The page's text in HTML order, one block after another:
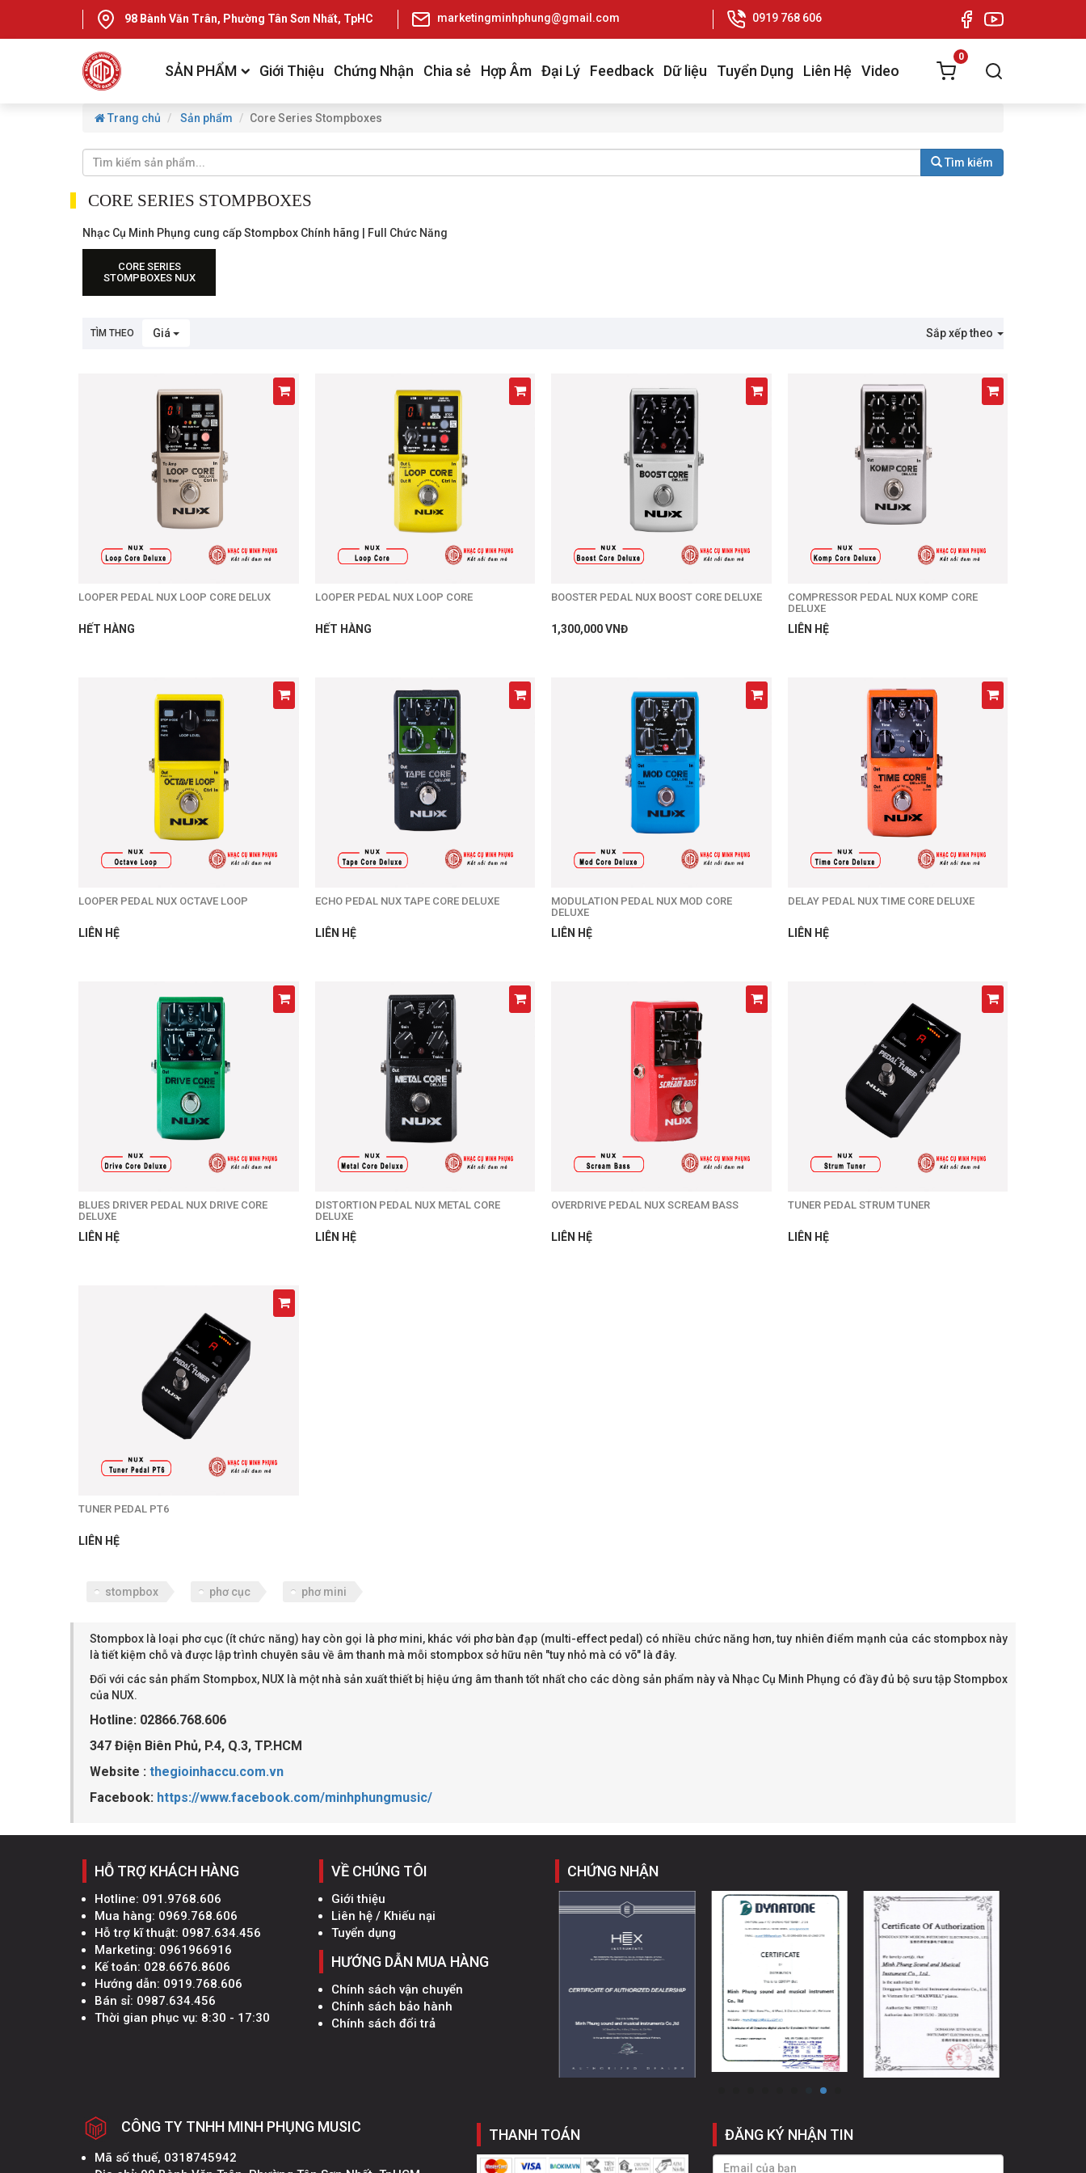
98 Bành Văn Trân, Phường Tân Sơn Nhất, TpHCM marketingminhphung@gmail.com 0919 768 606
SẢN PHẨM Giới Thiệu Chứng Nhận Chia sẻ Hợp Âm Đại Lý Feedback Dữ liệu Tuyển Dụng Liên Hệ Video
0
Trang chủ Sản phẩm Core Series Stompboxes
Tìm kiếm
CORE SERIES STOMPBOXES
Nhạc Cụ Minh Phụng cung cấp Stompbox Chính hãng | Full Chức Năng
CORE SERIES
STOMPBOXES NUX
TÌM THEO Giá Sắp xếp theo
LOOPER PEDAL NUX LOOP CORE DELUX
HẾT HÀNG
LOOPER PEDAL NUX LOOP CORE
HẾT HÀNG
BOOSTER PEDAL NUX BOOST CORE DELUXE
1,300,000 VNĐ
COMPRESSOR PEDAL NUX KOMP CORE
DELUXE
LIÊN HỆ
LOOPER PEDAL NUX OCTAVE LOOP
LIÊN HỆ
ECHO PEDAL NUX TAPE CORE DELUXE
LIÊN HỆ
MODULATION PEDAL NUX MOD CORE
DELUXE
LIÊN HỆ
DELAY PEDAL NUX TIME CORE DELUXE
LIÊN HỆ
BLUES DRIVER PEDAL NUX DRIVE CORE
DELUXE
LIÊN HỆ
DISTORTION PEDAL NUX METAL CORE
DELUXE
LIÊN HỆ
OVERDRIVE PEDAL NUX SCREAM BASS
LIÊN HỆ
TUNER PEDAL STRUM TUNER
LIÊN HỆ
TUNER PEDAL PT6
LIÊN HỆ
stompbox phơ cục phơ mini
Stompbox là loại phơ cục (ít chức năng) hay còn gọi là phơ mini, khác với phơ bàn đạp (multi-effect pedal) có nhiều chức năng hơn, tuy nhiên điểm mạnh của các stompbox này
là tiết kiệm chỗ và được lập trình chuyên sâu về âm thanh mà mỗi stompbox sở hữu nên "tuy nhỏ mà có võ" là đây.
Đối với các sản phẩm Stompbox, NUX là một nhà sản xuất thiết bị hiệu ứng âm thanh tốt nhất cho các dòng sản phẩm này và Nhạc Cụ Minh Phụng có đầy đủ bộ sưu tập Stompbox
của NUX.
Hotline: 02866.768.606
347 Điện Biên Phủ, P.4, Q.3, TP.HCM
Website : thegioinhaccu.com.vn
Facebook: https://www.facebook.com/minhphungmusic/
HỖ TRỢ KHÁCH HÀNG
Hotline: 091.9768.606
Mua hàng: 0969.768.606
Hỗ trợ kĩ thuật: 0987.634.456
Marketing: 0961966916
Kế toán: 028.6676.8606
Hướng dẫn: 0919.768.606
Bán sỉ: 0987.634.456
Thời gian phục vụ: 8:30 - 17:30
VỀ CHÚNG TÔI
Giới thiệu
Liên hệ / Khiếu nại
Tuyển dụng
HƯỚNG DẪN MUA HÀNG
Chính sách vận chuyển
Chính sách bảo hành
Chính sách đổi trả
CHỨNG NHẬN
CÔNG TY TNHH MINH PHỤNG MUSIC
Mã số thuế, 0318745942
THANH TOÁN ĐĂNG KÝ NHẬN TIN